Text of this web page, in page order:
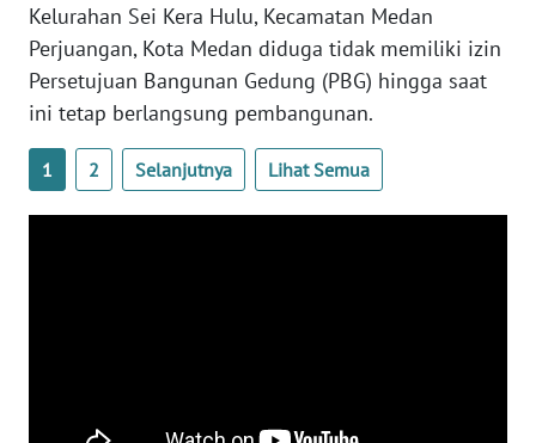
Kelurahan Sei Kera Hulu, Kecamatan Medan
Perjuangan, Kota Medan diduga tidak memiliki izin
Persetujuan Bangunan Gedung (PBG) hingga saat
ini tetap berlangsung pembangunan.
1 2 Selanjutnya Lihat Semua
JOGJA
WN
JATIM
BALI